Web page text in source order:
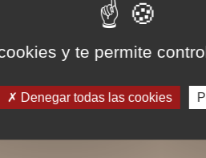
y te permite
Denegar todas las cookies